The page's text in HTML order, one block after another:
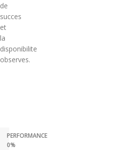
de
succes
et
la
disponibilite
observes.
PERFORMANCE
0%